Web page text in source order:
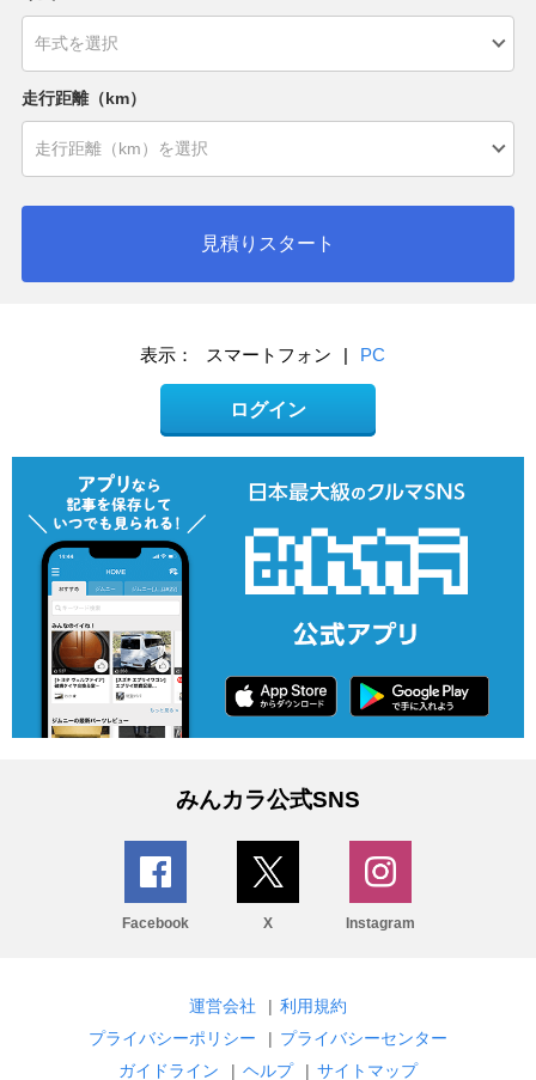
走行距離（km）
見積りスタート
表示： スマートフォン | PC
ログイン
みんカラ公式SNS
Facebook X Instagram
運営会社 | 利用規約
プライバシーポリシー
| プライバシーセンター
ガイドライン
| ヘルプ | サイトマップ